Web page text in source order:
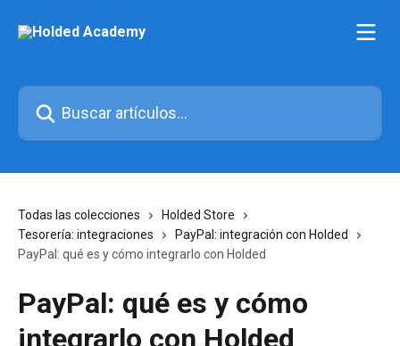
Buscar artículos...
Todas las colecciones
Holded Store
Tesorería: integraciones
PayPal: integración con Holded
PayPal: qué es y cómo integrarlo con Holded
PayPal: qué es y cómo
integrarlo con Holded